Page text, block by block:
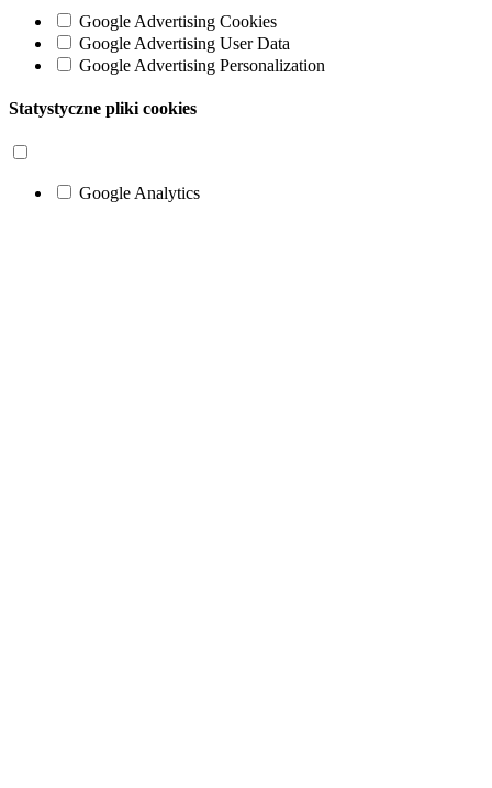
Google Advertising Cookies
Google Advertising User Data
Google Advertising Personalization
Statystyczne pliki cookies
Google Analytics